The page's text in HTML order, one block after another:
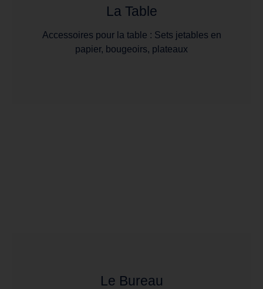
La Table
Accessoires pour la table : Sets jetables en
papier, bougeoirs, plateaux
Le Bureau